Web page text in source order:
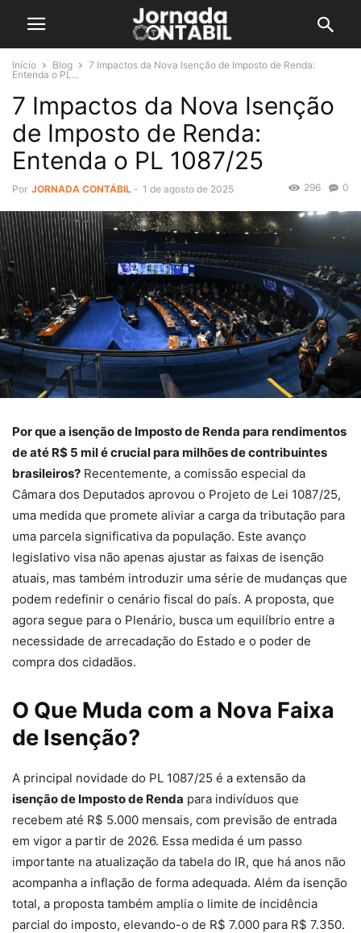
Início Blog
7 Impactos da Nova Isenção de Imposto de Renda:
Entenda o PL...
7 Impactos da Nova Isenção
de Imposto de Renda:
Entenda o PL 1087/25
Por JORNADA CONTÁBIL - 1 de agosto de 2025 0
296
Por que a isenção de Imposto de Renda para rendimentos
de até R$ 5 mil é crucial para milhões de contribuintes
brasileiros? Recentemente, a comissão especial da
Câmara dos Deputados aprovou o Projeto de Lei 1087/25,
uma medida que promete aliviar a carga da tributação para
uma parcela significativa da população. Este avanço
legislativo visa não apenas ajustar as faixas de isenção
atuais, mas também introduzir uma série de mudanças que
podem redefinir o cenário fiscal do país. A proposta, que
agora segue para o Plenário, busca um equilíbrio entre a
necessidade de arrecadação do Estado e o poder de
compra dos cidadãos.
O Que Muda com a Nova Faixa
de Isenção?
A principal novidade do PL 1087/25 é a extensão da
isenção de Imposto de Renda para indivíduos que
recebem até R$ 5.000 mensais, com previsão de entrada
em vigor a partir de 2026. Essa medida é um passo
importante na atualização da tabela do IR, que há anos não
acompanha a inflação de forma adequada. Além da isenção
total, a proposta também amplia o limite de incidência
parcial do imposto, elevando-o de R$ 7.000 para R$ 7.350.